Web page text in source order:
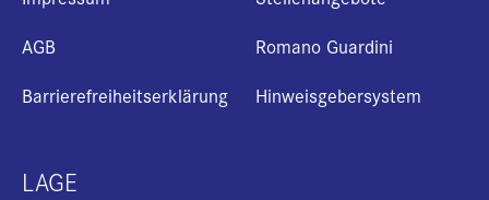
AGB
Barrierefreiheitserklärung
Romano Guardini
Hinweisgebersystem
LAGE